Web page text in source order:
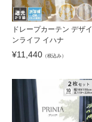
ドレープカーテン デザイ
ンライフ イハナ
¥11,440 （税込み）